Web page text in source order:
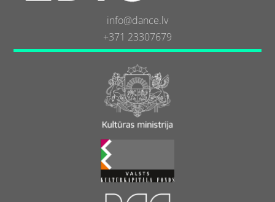
info@dance.lv
+371 23307679